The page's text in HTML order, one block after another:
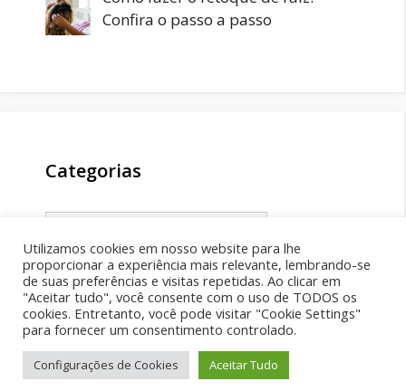
Confira o passo a passo
Categorias
Categorias
Facebook
X Youtube
TikTok
© 2026 - desenvolvida porliveSEO
Utilizamos cookies em nosso website para lhe
proporcionar a experiência mais relevante, lembrando-se
de suas preferências e visitas repetidas. Ao clicar em
"Aceitar tudo", você consente com o uso de TODOS os
cookies. Entretanto, você pode visitar "Cookie Settings"
para fornecer um consentimento controlado.
Configurações de Cookies Aceitar Tudo